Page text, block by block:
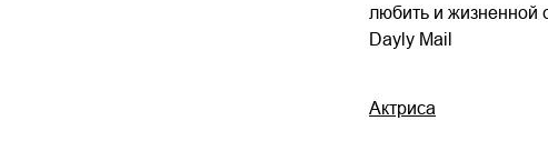
любить и жизненной
Dayly Mail
Актриса